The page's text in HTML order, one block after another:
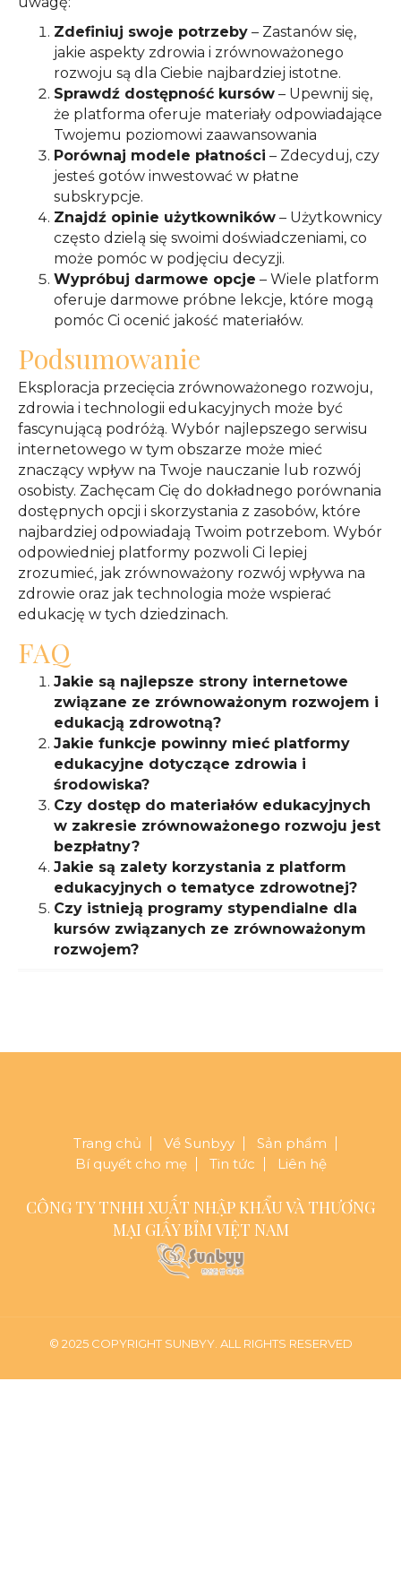
Zdefiniuj swoje potrzeby – Zastanów się,
jakie aspekty zdrowia i zrównoważonego
rozwoju są dla Ciebie najbardziej istotne.
Sprawdź dostępność kursów – Upewnij się,
że platforma oferuje materiały odpowiadające
Twojemu poziomowi zaawansowania
Porównaj modele płatności – Zdecyduj, czy
jesteś gotów inwestować w płatne
subskrypcje.
Znajdź opinie użytkowników – Użytkownicy
często dzielą się swoimi doświadczeniami, co
może pomóc w podjęciu decyzji.
Wypróbuj darmowe opcje – Wiele platform
oferuje darmowe próbne lekcje, które mogą
pomóc Ci ocenić jakość materiałów.
Podsumowanie
Eksploracja przecięcia zrównoważonego rozwoju,
zdrowia i technologii edukacyjnych może być
fascynującą podróżą. Wybór najlepszego serwisu
internetowego w tym obszarze może mieć
znaczący wpływ na Twoje nauczanie lub rozwój
osobisty. Zachęcam Cię do dokładnego porównania
dostępnych opcji i skorzystania z zasobów, które
najbardziej odpowiadają Twoim potrzebom. Wybór
odpowiedniej platformy pozwoli Ci lepiej
zrozumieć, jak zrównoważony rozwój wpływa na
zdrowie oraz jak technologia może wspierać
edukację w tych dziedzinach.
FAQ
Jakie są najlepsze strony internetowe
związane ze zrównoważonym rozwojem i
edukacją zdrowotną?
Jakie funkcje powinny mieć platformy
edukacyjne dotyczące zdrowia i
środowiska?
Czy dostęp do materiałów edukacyjnych
w zakresie zrównoważonego rozwoju jest
bezpłatny?
Jakie są zalety korzystania z platform
edukacyjnych o tematyce zdrowotnej?
Czy istnieją programy stypendialne dla
kursów związanych ze zrównoważonym
rozwojem?
Trang chủ Về Sunbyy
Sản phẩm
Bí quyết cho mẹ
Tin tức Liên hệ
CÔNG TY TNHH XUẤT NHẬP KHẨU VÀ THƯƠNG
MẠI GIẤY BỈM VIỆT NAM
© 2025 COPYRIGHT SUNBYY. ALL RIGHTS RESERVED